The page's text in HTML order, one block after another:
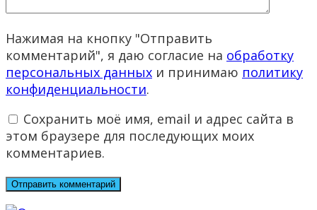
Нажимая на кнопку "Отправить
комментарий", я даю согласие на обработку
персональных данных и принимаю политику
конфиденциальности.
Сохранить моё имя, email и адрес сайта в
этом браузере для последующих моих
комментариев.